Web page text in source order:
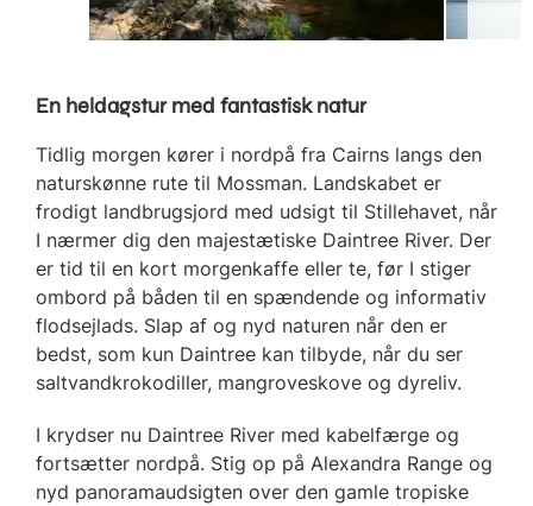
En heldagstur med fantastisk natur
Tidlig morgen kører i nordpå fra Cairns langs den
naturskønne rute til Mossman. Landskabet er
frodigt landbrugsjord med udsigt til Stillehavet, når
I nærmer dig den majestætiske Daintree River. Der
er tid til en kort morgenkaffe eller te, før I stiger
ombord på båden til en spændende og informativ
flodsejlads. Slap af og nyd naturen når den er
bedst, som kun Daintree kan tilbyde, når du ser
saltvandkrokodiller, mangroveskove og dyreliv.
I krydser nu Daintree River med kabelfærge og
fortsætter nordpå. Stig op på Alexandra Range og
nyd panoramaudsigten over den gamle tropiske